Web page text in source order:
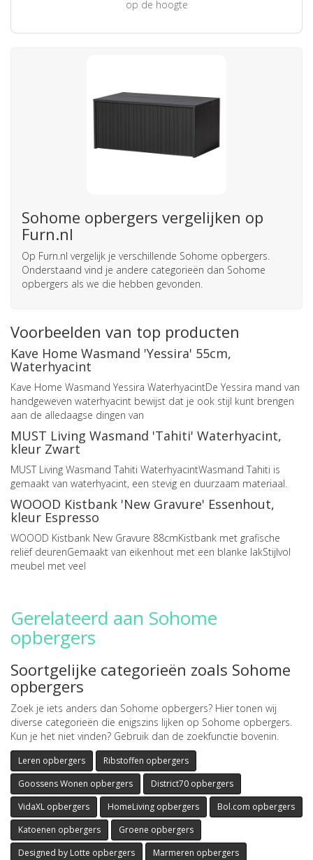
op de hoogte
Sohome opbergers vergelijken op
Furn.nl
Op Furn.nl vergelijk je verschillende Sohome opbergers.
Onderstaand vind je andere categorieën dan Sohome
opbergers als we die hebben gevonden.
Voorbeelden van top producten
Kave Home Wasmand 'Yessira' 55cm,
Waterhyacint
Kave Home Wasmand Yessira WaterhyacintDe Yessira mand van
handgeweven waterhyacint bewijst dat je ook stijl kunt brengen
aan de alledaagse dingen van
MUST Living Wasmand 'Tahiti' Waterhyacint,
kleur Zwart
MUST Living Wasmand Tahiti WaterhyacintWasmand Tahiti is
gemaakt van waterhyacint, een stevig en duurzaam materiaal.
WOOOD Kistbank 'New Gravure' Essenhout,
kleur Espresso
WOOOD Kistbank New Gravure 88cmKistbank met grafische
reliëf deurenGemaakt van eikenhout met een blanke lakStijlvol
meubel met veel
Gerelateerd aan Sohome
opbergers
Soortgelijke categorieën zoals Sohome
opbergers
Zoek je iets anders dan Sohome opbergers? Hier tonen wij
diverse categorieën die enigszins lijken op Sohome opbergers.
Kun je het niet vinden? Gebruik dan de zoekfunctie bovenin.
Leren opbergers
Ribstoffen opbergers
Goossens Wonen opbergers
District70 opbergers
VidaXL opbergers
HomeLiving opbergers
Bol.com opbergers
Katoenen opbergers
Groene opbergers
Designed by Lotte opbergers
Marmeren opbergers